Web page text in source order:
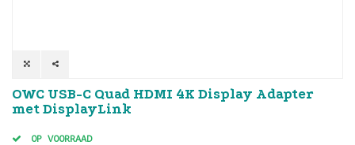
OWC USB-C Quad HDMI 4K Display Adapter
met DisplayLink
OP VOORRAAD